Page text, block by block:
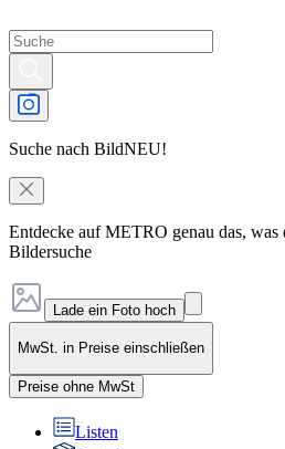
Suche nach BildNEU!
Entdecke auf METRO genau das, was
Bildersuche
Lade ein Foto hoch
MwSt. in Preise einschließen
Preise ohne MwSt
Listen